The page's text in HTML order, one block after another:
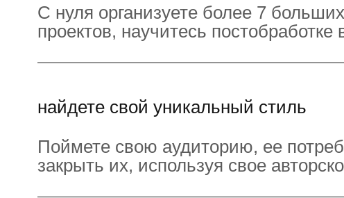
найдете свой уникальный стиль
С нуля организуете более 7
проектов, научитесь постобработке
Поймете свою аудиторию, ее
закрыть их, используя свое